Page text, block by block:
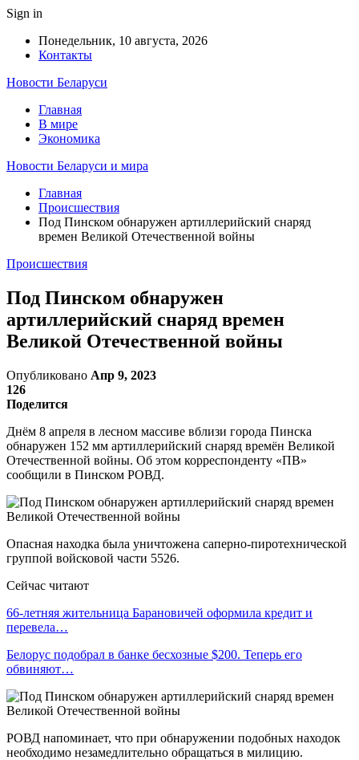
Sign in
Понедельник, 10 августа, 2026
Контакты
Новости Беларуси
Главная
В мире
Экономика
Новости Беларуси и мира
Главная
Происшествия
Под Пинском обнаружен артиллерийский снаряд
времен Великой Отечественной войны
Происшествия
Под Пинском обнаружен
артиллерийский снаряд времен
Великой Отечественной войны
Опубликовано Апр 9, 2023
126
Поделится
Днём 8 апреля в лесном массиве вблизи города Пинска
обнаружен 152 мм артиллерийский снаряд времён Великой
Отечественной войны. Об этом корреспонденту «ПВ»
сообщили в Пинском РОВД.
Опасная находка была уничтожена саперно-пиротехнической
группой войсковой части 5526.
Сейчас читают
66-летняя жительница Барановичей оформила кредит и
перевела…
Белорус подобрал в банке бесхозные $200. Теперь его
обвиняют…
РОВД напоминает, что при обнаружении подобных находок
необходимо незамедлительно обращаться в милицию.